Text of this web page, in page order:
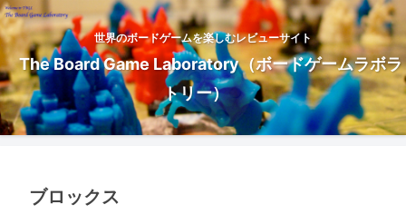
世界のボードゲームを楽しむレビューサイト
The Board Game Laboratory（ボードゲームラボラ
トリー）
ブロックス